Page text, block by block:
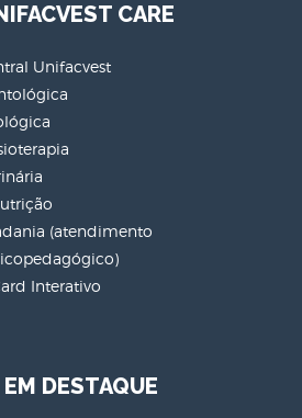
CARE
Unifacvest
(atendimento
Interativo
DESTAQUE